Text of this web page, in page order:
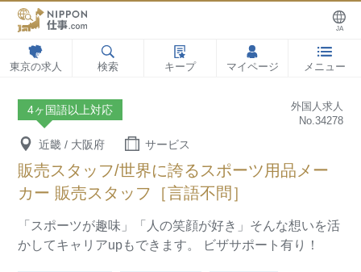
東京の求人 検索 キープ マイページ メニュー
JA
4ヶ国語以上対応
外国人求人
No.34278
近畿 / 大阪府 サービス
販売スタッフ/世界に誇るスポーツ用品メー
カー 販売スタッフ［言語不問］
「スポーツが趣味」「人の笑顔が好き」そんな想いを活
かしてキャリアupもできます。
ビザサポート有り！